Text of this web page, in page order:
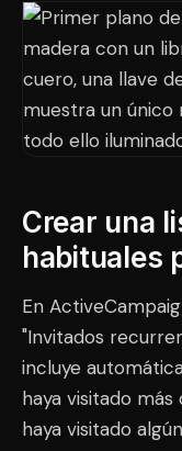
Crear una
habituales
En
"Invitados
incluye
haya visitado
haya visitado